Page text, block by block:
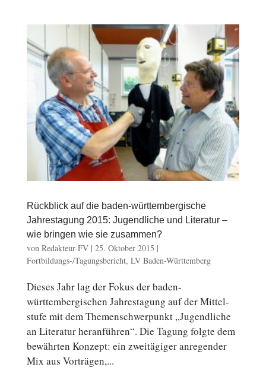
Rückblick auf die baden-württembergische
Jahrestagung 2015: Jugendliche und Literatur –
wie bringen wie sie zusammen?
von Redakteur-FV| 25. Oktober 2015 |
Fortbildungs-/Tagungsbericht, LV Baden-Württemberg
Dieses Jahr lag der Fokus der baden-
württembergischen Jah­res­ta­gung auf der Mit­tel­
stu­fe mit dem The­men­schwer­punkt „Ju­gend­li­che
an Li­te­ra­tur her­an­füh­ren“. Die Tagung folgte dem
be­währ­ten Konzept: ein zwei­tä­gi­ger an­re­gen­der
Mix aus Vor­trä­gen,...